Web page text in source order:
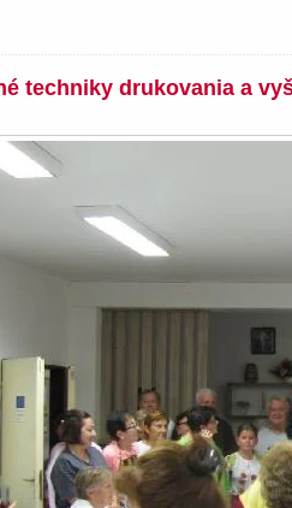
techniky drukovania a